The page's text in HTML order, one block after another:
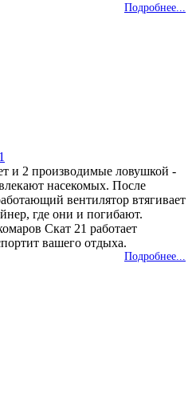
Подробнее...
и 2 производимые ловушкой -
насекомых. После
вентилятор втягивает
где они и погибают.
Скат 21 работает
вашего отдыха.
Подробнее...